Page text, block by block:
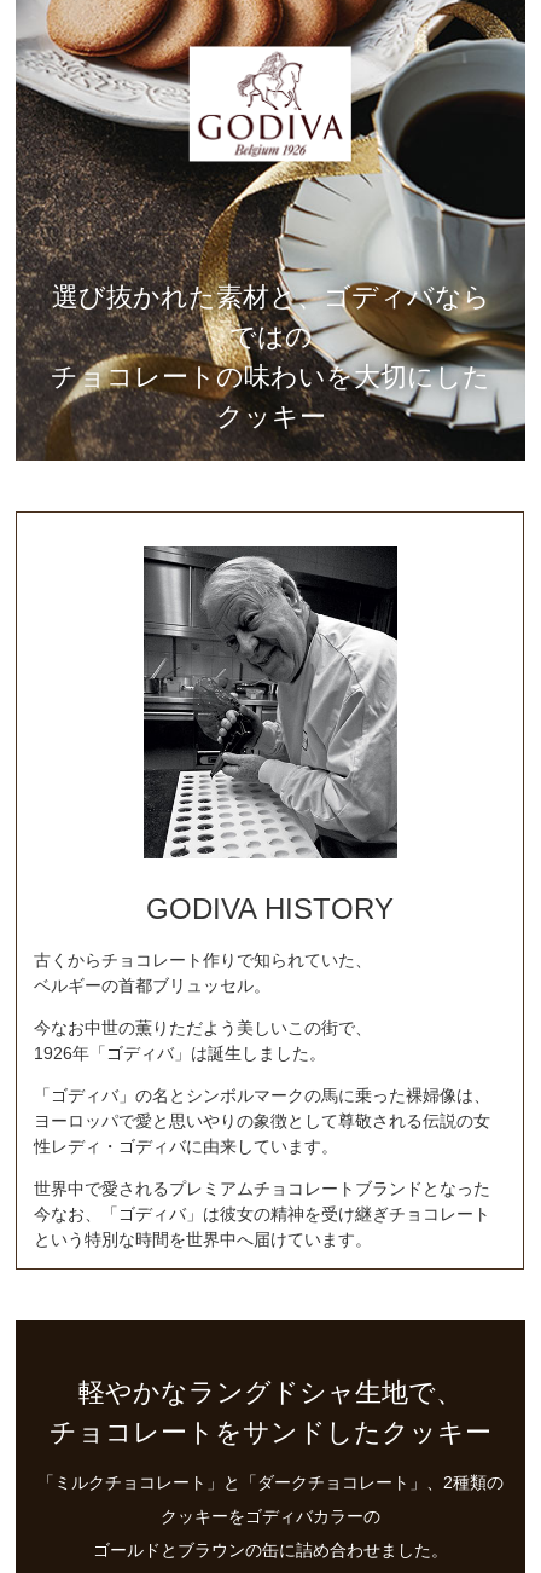
選び抜かれた素材と、ゴディバなら
ではの
チョコレートの味わいを大切にした
クッキー
GODIVA HISTORY
古くからチョコレート作りで知られていた、
ベルギーの首都ブリュッセル。
今なお中世の薫りただよう美しいこの街で、
1926年「ゴディバ」は誕生しました。
「ゴディバ」の名とシンボルマークの馬に乗った裸婦像は、
ヨーロッパで愛と思いやりの象徴として尊敬される伝説の女
性レディ・ゴディバに由来しています。
世界中で愛されるプレミアムチョコレートブランドとなった
今なお、「ゴディバ」は彼女の精神を受け継ぎチョコレート
という特別な時間を世界中へ届けています。
軽やかなラングドシャ生地で、
チョコレートをサンドしたクッキー
「ミルクチョコレート」と「ダークチョコレート」、2種類の
クッキーをゴディバカラーの
ゴールドとブラウンの缶に詰め合わせました。